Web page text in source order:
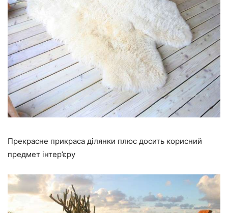
Прекрасне прикраса ділянки плюс досить корисний
предмет інтер’єру